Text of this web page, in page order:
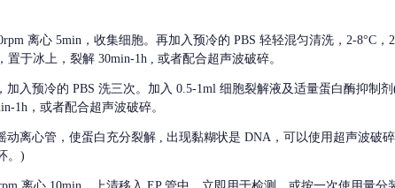
离心 5min，收集细胞。再加入预冷的 PBS 轻轻混匀清洗，2-8°C
于冰上，裂解 30min-1h , 或者配合超声波破碎。
加入预冷的 PBS 洗三次。加入 0.5-1ml 细胞裂解液及适量蛋白酶抑制
1h，或者配合超声波破碎。
动离心管，使蛋白充分裂解 , 出现黏糊状是 DNA，可以使用超声波破
。)